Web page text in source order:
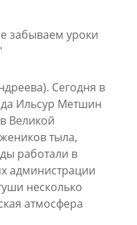
Сегодня в
Ильсур Метшин
Великой
тыла,
работали в
администрации
несколько
атмосфера